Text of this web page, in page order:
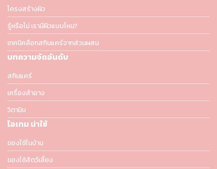
โครงสร้างผิว
รู้หรือไม่ เรามีผิวแบบไหน?
เทคนิคลือกสกินแคร์จากส่วนผสม
บทความจัดอันดับ
สกินแคร์
เครื่องสำอาง
วิตามิน
ไอเทม น่าใช้
ของใช้ในบ้าน
ของใช้สัตว์เลี้ยง